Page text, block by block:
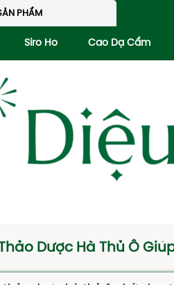
PHẨM
Siro Ho Cao Dạ Cẩm
Dược Hà Thủ Ô